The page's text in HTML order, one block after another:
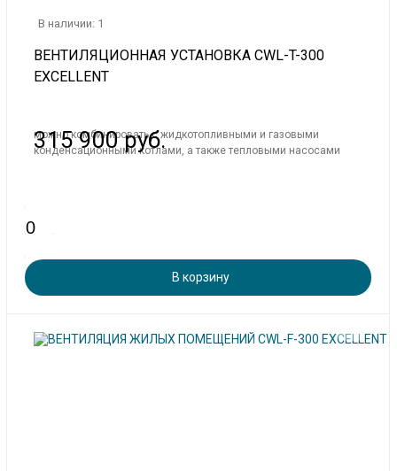
В наличии: 1
ВЕНТИЛЯЦИОННАЯ УСТАНОВКА CWL-T-300
EXCELLENT
можно комбинировать с жидкотопливными и газовыми
конденсационными котлами, а также тепловыми насосами
315 900 руб.
В корзину